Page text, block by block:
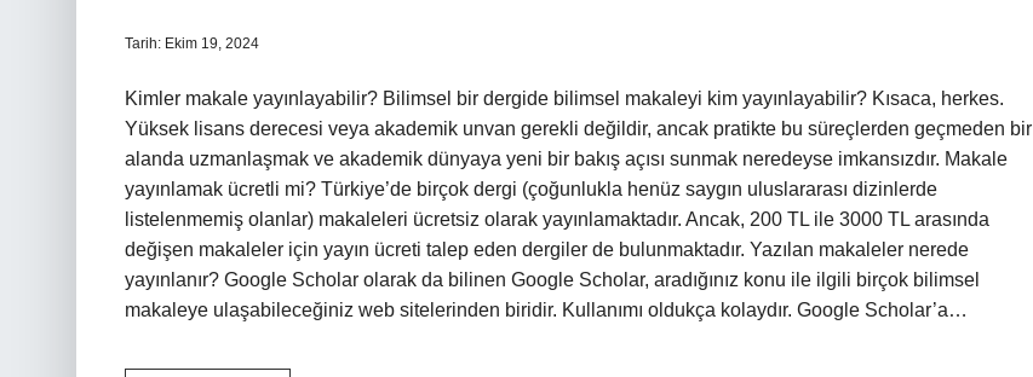
Tarih: Ekim 19, 2024
Kimler makale yayınlayabilir? Bilimsel bir dergide bilimsel makaleyi kim yayınlayabilir? Kısaca, herkes.
Yüksek lisans derecesi veya akademik unvan gerekli değildir, ancak pratikte bu süreçlerden geçmeden bir
alanda uzmanlaşmak ve akademik dünyaya yeni bir bakış açısı sunmak neredeyse imkansızdır. Makale
yayınlamak ücretli mi? Türkiye’de birçok dergi (çoğunlukla henüz saygın uluslararası dizinlerde
listelenmemiş olanlar) makaleleri ücretsiz olarak yayınlamaktadır. Ancak, 200 TL ile 3000 TL arasında
değişen makaleler için yayın ücreti talep eden dergiler de bulunmaktadır. Yazılan makaleler nerede
yayınlanır? Google Scholar olarak da bilinen Google Scholar, aradığınız konu ile ilgili birçok bilimsel
makaleye ulaşabileceğiniz web sitelerinden biridir. Kullanımı oldukça kolaydır. Google Scholar’a…